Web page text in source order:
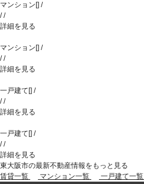
マンション [] /
//
詳細を見る
マンション [] /
//
詳細を見る
一戸建て [] /
//
詳細を見る
一戸建て [] /
//
詳細を見る
東大阪市の最新不動産情報をもっと見る
賃貸一覧
マンション一覧 一戸建て一覧